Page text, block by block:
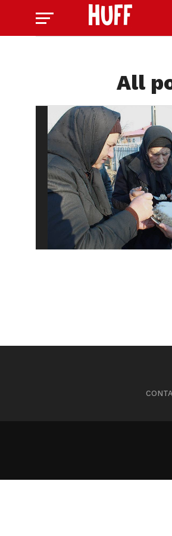
All